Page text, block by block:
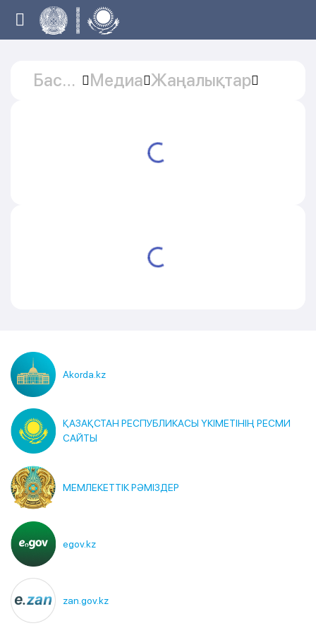
Басты
Медиа Жаңалықтар
Akorda.kz
ҚАЗАҚСТАН РЕСПУБЛИКАСЫ ҮКІМЕТІНІҢ РЕСМИ
САЙТЫ
МЕМЛЕКЕТТІК РӘМІЗДЕР
egov.kz
zan.gov.kz